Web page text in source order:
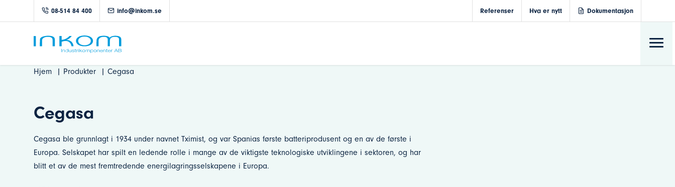
08-514 84 400 info@inkom.se Referenser Hva er nytt Dokumentasjon
Hjem Produkter Cegasa
Cegasa
Cegasa ble grunnlagt i 1934 under navnet Tximist, og var Spanias første batteriprodusent og en av de første i
Europa. Selskapet har spilt en ledende rolle i mange av de viktigste teknologiske utviklingene i sektoren, og har
blitt et av de mest fremtredende energilagringsselskapene i Europa.